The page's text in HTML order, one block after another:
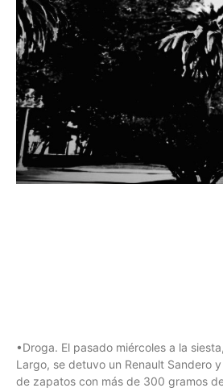
•Droga. El pasado miércoles a la
Largo, se detuvo un Renault Sandero
de zapatos con más de 300 gramos